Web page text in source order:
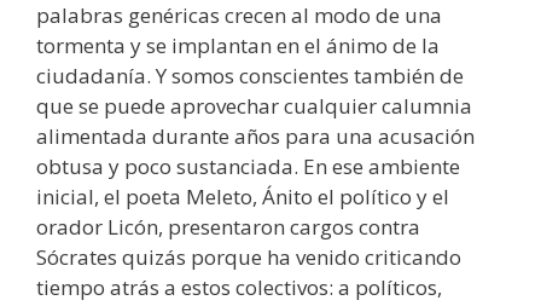
palabras genéricas crecen al modo de una
tormenta y se implantan en el ánimo de la
ciudadanía. Y somos conscientes también de
que se puede aprovechar cualquier calumnia
alimentada durante años para una acusación
obtusa y poco sustanciada. En ese ambiente
inicial, el poeta Meleto, Ánito el político y el
orador Licón, presentaron cargos contra
Sócrates quizás porque ha venido criticando
tiempo atrás a estos colectivos: a políticos,